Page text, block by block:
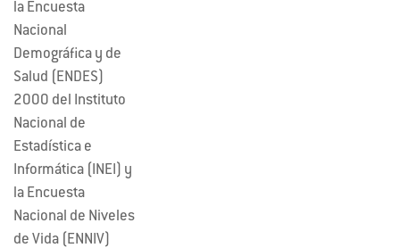
la Encuesta
Nacional
Demográfica y de
Salud (ENDES)
2000 del Instituto
Nacional de
Estadística e
Informática (INEI) y
la Encuesta
Nacional de Niveles
de Vida (ENNIV)